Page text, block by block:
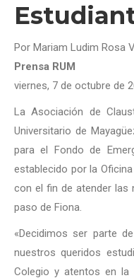
Por Mariam Ludim Rosa
Prensa RUM
viernes, 7 de octubre de
La Asociación de
Universitario de
para el Fondo de
establecido por la
con el fin de atender las
paso de Fiona.
«Decidimos ser parte
nuestros queridos
Colegio y atentos en la